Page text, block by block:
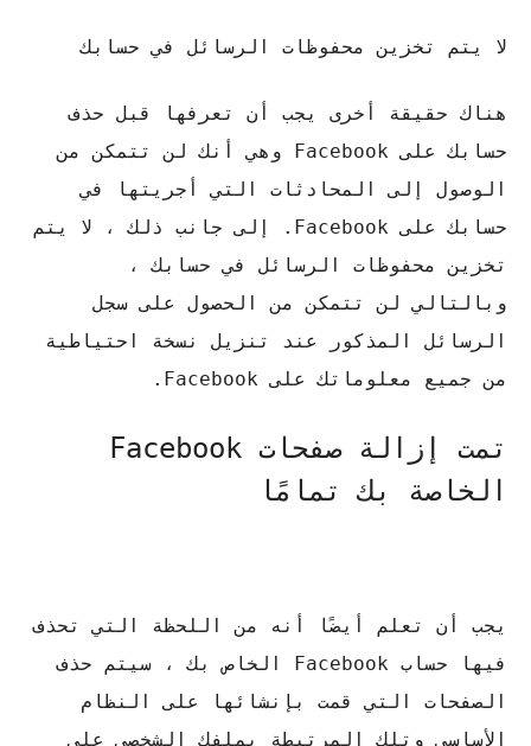
لا يتم تخزين محفوظات الرسائل في حسابك
هناك حقيقة أخرى يجب أن تعرفها قبل حذف
حسابك على Facebook وهي أنك لن تتمكن من
الوصول إلى المحادثات التي أجريتها في
حسابك على Facebook. إلى جانب ذلك ، لا يتم
تخزين محفوظات الرسائل في حسابك ،
وبالتالي لن تتمكن من الحصول على سجل
الرسائل المذكور عند تنزيل نسخة احتياطية
من جميع معلوماتك على Facebook.
تمت إزالة صفحات Facebook
الخاصة بك تمامًا
يجب أن تعلم أيضًا أنه من اللحظة التي تحذف
فيها حساب Facebook الخاص بك ، سيتم حذف
الصفحات التي قمت بإنشائها على النظام
الأساسي وتلك المرتبطة بملفك الشخصي على